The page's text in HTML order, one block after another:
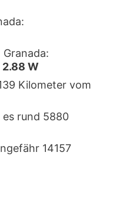
2.88 W
Kilometer vom
es rund 5880
14157